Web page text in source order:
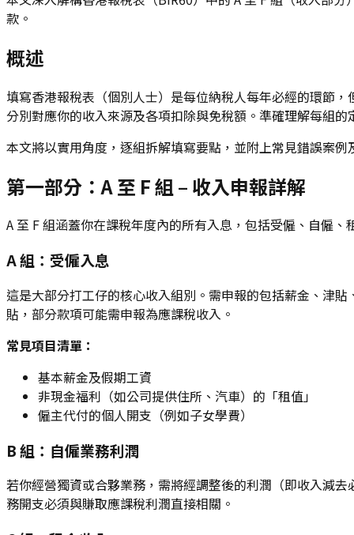
款。
概述
填寫香港報稅表（個別人士）是每位納稅人每年必經的環節
分別對應你的收入來源及各項扣除與免稅額。準確理解每組
本文將以實用角度，逐組拆解填寫要點，並附上常見錯誤案
第一部分：A 至 F 組 – 收入申報詳解
A 至 F 組涵蓋你在課稅年度內的所有入息，包括受僱、自僱
A 組：受僱入息
這是大部分打工仔的核心收入組別。需申報的包括薪金、津
貼，部分款項可能需申報為應課稅收入。
常見項目清單：
基本薪金及假期工資
非現金福利（如公司提供住所、汽車）的「租值」
僱主代付的個人開支（例如子女學費）
B 組：自僱業務利潤
若你經營獨資或合夥業務，需將經調整後的利潤（即收入減
務開支必須與賺取應課稅利潤直接相關。